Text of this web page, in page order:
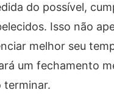
do possível,
Isso não
melhor seu
um fechamento
terminar.